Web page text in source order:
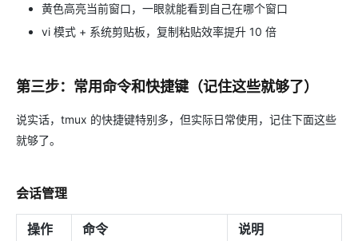
黄色高亮当前窗口，一眼就能看到自己在哪个窗口
vi 模式 + 系统剪贴板，复制粘贴效率提升 10 倍
第三步：常用命令和快捷键（记住这些就够了）
说实话，tmux 的快捷键特别多，但实际日常使用，记住下面这些
就够了。
会话管理
操作 命令
说明